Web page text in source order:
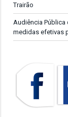
Trairão
Audiência
medidas efetivas